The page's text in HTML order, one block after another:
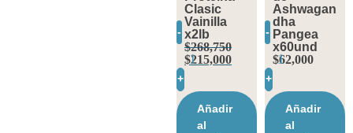
Clasic
Vainilla
x2lb
$268,750
$215,000
-
+
Añadir
al
Ashwagan
dha
Pangea
x60und
$62,000
-
+
Añadir
al